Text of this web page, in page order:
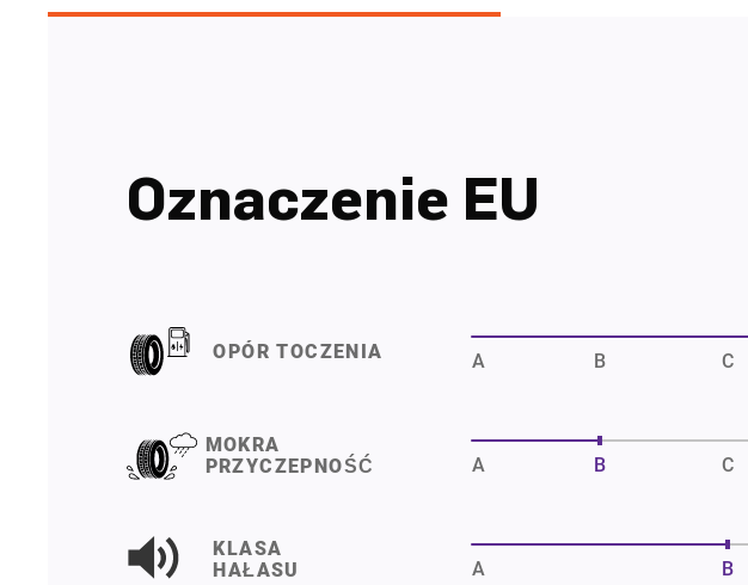
Oznaczenie EU
OPÓR TOCZENIA A B C
MOKRA
PRZYCZEPNOŚĆ
A B C
KLASA
HAŁASU
A B